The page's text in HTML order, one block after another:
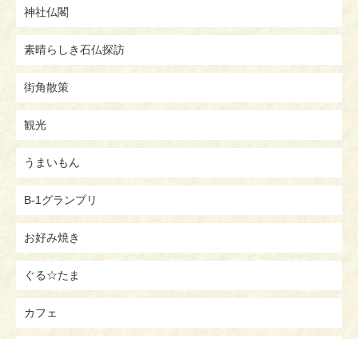
神社仏閣
素晴らしき石仏探訪
街角散策
観光
うまいもん
B-1グランプリ
お好み焼き
ぐる☆たま
カフェ